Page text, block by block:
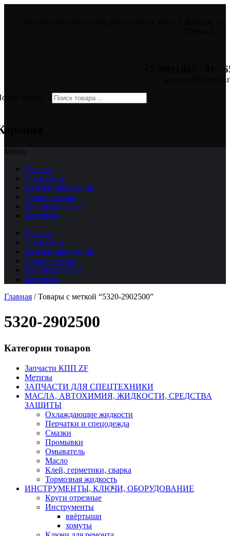
+7 (901) 865 - 91 -
товара ...
Меню
Главная
О магазине
Каталог продукции
Оплата товара
Доставка товара
Контакты
Главная
О магазине
Каталог продукции
Оплата товара
Доставка товара
Контакты
Главная /Товары с меткой “5320-2902500”
5320-2902500
Категории товаров
Запчасти КПП ZF
Метизы
ЗАПЧАСТИ ДЛЯ СПЕЦТЕХНИКИ
МАСЛА, АВТОХИМИЯ, ЖИДКОСТИ, СРЕДСТВА
ЗАЩИТЫ
Охлаждающие жидкости
Перчатки и спецодежда
Смазки
Промывки
Омыватель
Масло
Клей, герметики, сварка
Тормозная жидкость
ИНСТРУМЕНТЫ, КЛЮЧИ, ОБОРУДОВАНИЕ
Круги отрезные
Инструменты
ввёртыши
хомуты